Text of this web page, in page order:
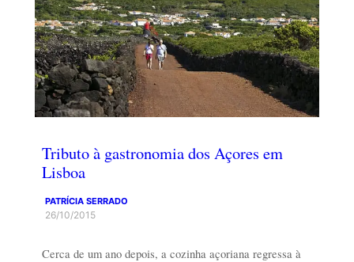
Tributo à gastronomia dos Açores em
Lisboa
PATRÍCIA SERRADO
26/10/2015
Cerca de um ano depois, a cozinha açoriana regressa à